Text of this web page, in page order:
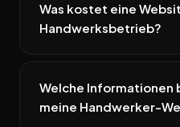
Was kostet eine
Handwerksbetrieb?
Welche Informationen
meine Handwerker-